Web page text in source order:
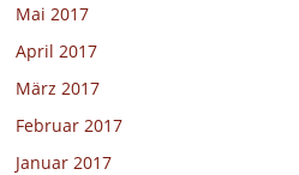
Mai 2017
April 2017
März 2017
Februar 2017
Januar 2017